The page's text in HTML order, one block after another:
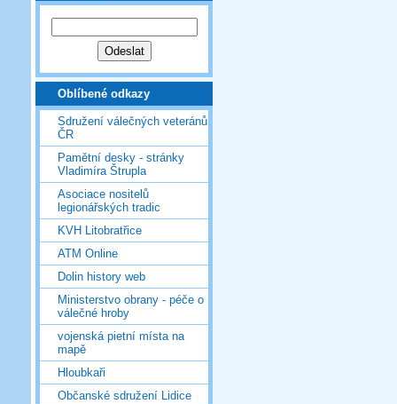
Oblíbené odkazy
Sdružení válečných veteránů
ČR
Pamětní desky - stránky
Vladimíra Štrupla
Asociace nositelů
legionářských tradic
KVH Litobratřice
ATM Online
Dolin history web
Ministerstvo obrany - péče o
válečné hroby
vojenská pietní místa na
mapě
Hloubkaři
Občanské sdružení Lidice